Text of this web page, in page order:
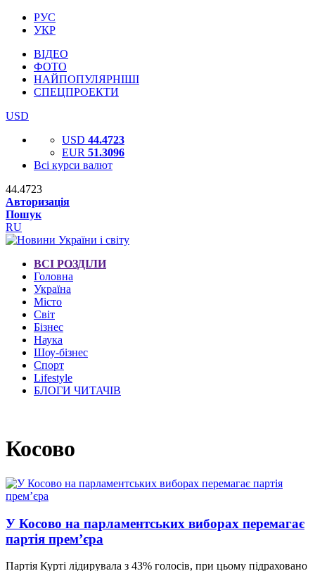
РУС
УКР
ВІДЕО
ФОТО
НАЙПОПУЛЯРНІШІ
СПЕЦПРОЕКТИ
USD
USD 44.4723
EUR 51.3096
Всі курси валют
44.4723
Авторизація
Пошук
RU
ВСІ РОЗДІЛИ
Головна
Україна
Місто
Світ
Бізнес
Наука
Шоу-бізнес
Спорт
Lifestyle
БЛОГИ ЧИТАЧІВ
Косово
У Косово на парламентських виборах перемагає
партія прем’єра
Партія Курті лідирувала з 43% голосів, при цьому підраховано